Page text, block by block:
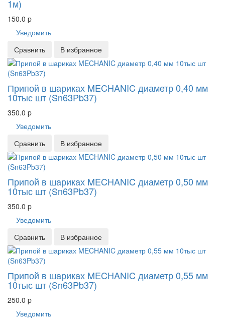
1м)
150.0 p
Уведомить
Сравнить
В избранное
Припой в шариках MECHANIC диаметр 0,40 мм
10тыс шт (Sn63Pb37)
350.0 p
Уведомить
Сравнить
В избранное
Припой в шариках MECHANIC диаметр 0,50 мм
10тыс шт (Sn63Pb37)
350.0 p
Уведомить
Сравнить
В избранное
Припой в шариках MECHANIC диаметр 0,55 мм
10тыс шт (Sn63Pb37)
250.0 p
Уведомить